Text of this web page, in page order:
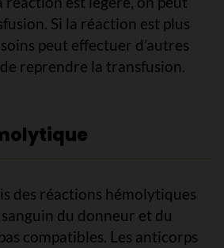
Si la réaction est plus
peut effectuer d’autres
reprendre la transfusion.
des réactions hémolytiques
du donneur et du
compatibles. Les anticorps